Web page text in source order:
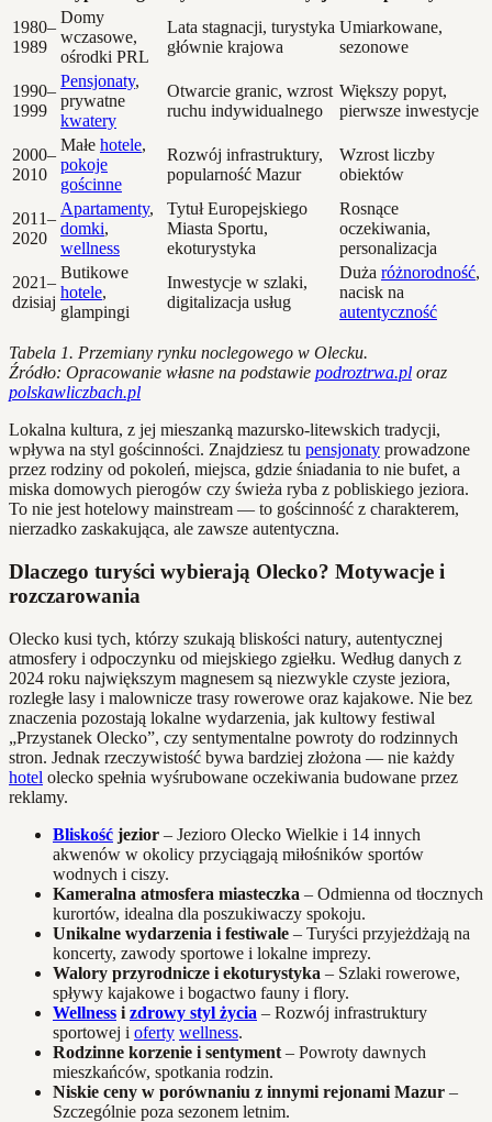
1980–
1989
Domy
wczasowe,
ośrodki PRL
Lata stagnacji, turystyka
głównie krajowa
Umiarkowane,
sezonowe
1990–
1999
Pensjonaty,
prywatne
kwatery
Otwarcie granic, wzrost
ruchu indywidualnego
Większy popyt,
pierwsze inwestycje
2000–
2010
Małe hotele,
pokoje
gościnne
Rozwój infrastruktury,
popularność Mazur
Wzrost liczby
obiektów
2011–
2020
Apartamenty,
domki,
wellness
Tytuł Europejskiego
Miasta Sportu,
ekoturystyka
Rosnące
oczekiwania,
personalizacja
2021–
dzisiaj
Butikowe
hotele,
glampingi
Inwestycje w szlaki,
digitalizacja usług
Duża różnorodność,
nacisk na
autentyczność
Tabela 1. Przemiany rynku noclegowego w Olecku.
Źródło: Opracowanie własne na podstawie podroztrwa.pl oraz
polskawliczbach.pl
Lokalna kultura, z jej mieszanką mazursko-litewskich tradycji,
wpływa na styl gościnności. Znajdziesz tu pensjonaty prowadzone
przez rodziny od pokoleń, miejsca, gdzie śniadania to nie bufet, a
miska domowych pierogów czy świeża ryba z pobliskiego jeziora.
To nie jest hotelowy mainstream — to gościnność z charakterem,
nierzadko zaskakująca, ale zawsze autentyczna.
Dlaczego turyści wybierają Olecko? Motywacje i
rozczarowania
Olecko kusi tych, którzy szukają bliskości natury, autentycznej
atmosfery i odpoczynku od miejskiego zgiełku. Według danych z
2024 roku największym magnesem są niezwykle czyste jeziora,
rozległe lasy i malownicze trasy rowerowe oraz kajakowe. Nie bez
znaczenia pozostają lokalne wydarzenia, jak kultowy festiwal
„Przystanek Olecko”, czy sentymentalne powroty do rodzinnych
stron. Jednak rzeczywistość bywa bardziej złożona — nie każdy
hotel olecko spełnia wyśrubowane oczekiwania budowane przez
reklamy.
Bliskość jezior – Jezioro Olecko Wielkie i 14 innych
akwenów w okolicy przyciągają miłośników sportów
wodnych i ciszy.
Kameralna atmosfera miasteczka – Odmienna od tłocznych
kurortów, idealna dla poszukiwaczy spokoju.
Unikalne wydarzenia i festiwale – Turyści przyjeżdżają na
koncerty, zawody sportowe i lokalne imprezy.
Walory przyrodnicze i ekoturystyka – Szlaki rowerowe,
spływy kajakowe i bogactwo fauny i flory.
Wellness i zdrowy styl życia – Rozwój infrastruktury
sportowej i oferty wellness.
Rodzinne korzenie i sentyment – Powroty dawnych
mieszkańców, spotkania rodzin.
Niskie ceny w porównaniu z innymi rejonami Mazur –
Szczególnie poza sezonem letnim.